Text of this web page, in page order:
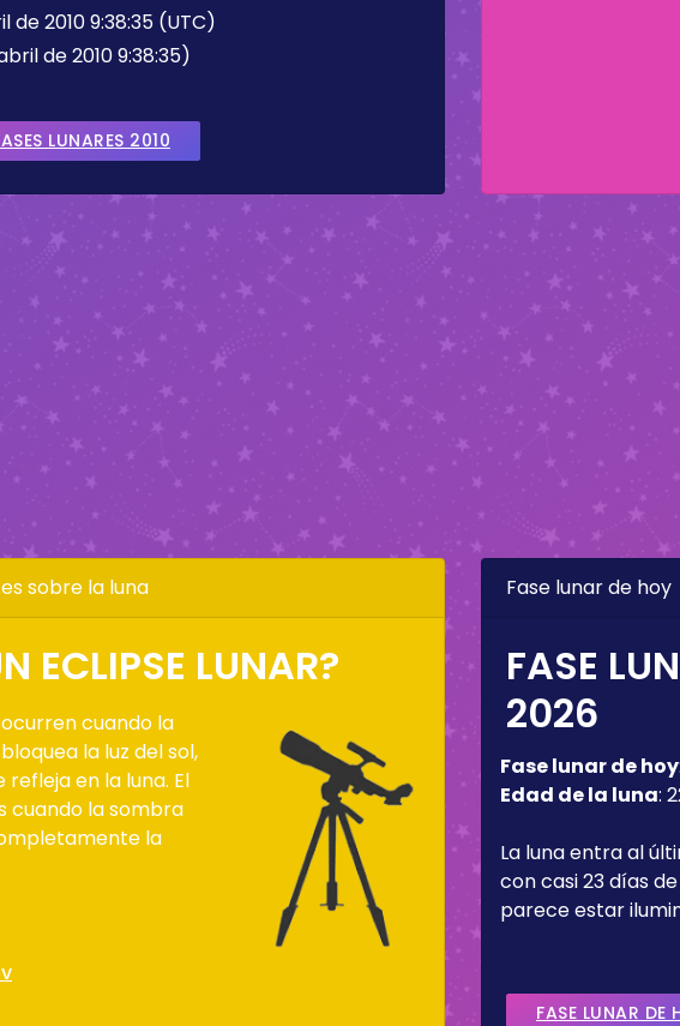
2010 9:38:35 (UTC)
de 2010 9:38:35)
LUNARES 2010
sobre la luna
ECLIPSE LUNAR?
cuando la
la luz del sol,
en la luna. El
cuando la sombra
la
Fase lunar de hoy
FASE
2026
Fase lunar de hoy:
Edad de la luna:
La luna entra al
con casi 23 días
parece estar
FASE LUNAR DE